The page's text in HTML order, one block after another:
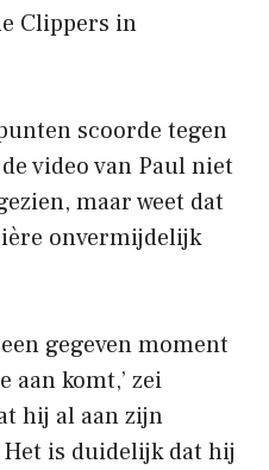
Clippers in
scoorde tegen
video van Paul niet
maar weet dat
onvermijdelijk
gegeven moment
aan komt,’ zei
hij al aan zijn
is duidelijk dat hij